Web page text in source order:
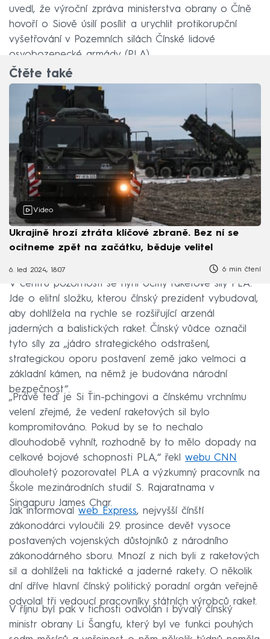
uvedl, že výroční zpráva ministerstva obrany o Číně
hovoří o Siově úsilí posílit a urychlit protikorupční
vyšetřování v Pozemních silách Čínské lidové
osvobozenecké armády (PLA).
Čtěte také
Video
Ukrajině hrozí ztráta klíčové zbraně. Bez ní se
ocitneme zpět na začátku, běduje velitel
6. led 2024, 18:07 6 min čtení
V centru pozornosti se nyní ocitly raketové síly PLA.
Jde o elitní složku, kterou čínský prezident vybudoval,
aby dohlížela na rychle se rozšiřující arzenál
jaderných a balistických raket. Čínský vůdce označil
tyto síly za „jádro strategického odstrašení,
strategickou oporu postavení země jako velmoci a
základní kámen, na němž je budována národní
bezpečnost“.
„Právě teď je Si Ťin-pchingovi a čínskému vrchnímu
velení zřejmé, že vedení raketových sil bylo
kompromitováno. Pokud by se to nechalo
dlouhodobě vyhnít, rozhodně by to mělo dopady na
celkové bojové schopnosti PLA,“ řekl webu CNN
dlouholetý pozorovatel PLA a výzkumný pracovník na
Škole mezinárodních studií S. Rajaratnama v
Singapuru James Char.
Jak informoval web Express, nejvyšší čínští
zákonodárci vyloučili 29. prosince devět vysoce
postavených vojenských důstojníků z národního
zákonodárného sboru. Mnozí z nich byli z raketových
sil a dohlíželi na taktické a jaderné rakety. O několik
dní dříve hlavní čínský politický poradní orgán veřejně
odvolal tři vedoucí pracovníky státních výrobců raket.
V říjnu byl pak v tichosti odvolán i bývalý čínský
ministr obrany Li Šangfu, který byl ve funkci pouhých